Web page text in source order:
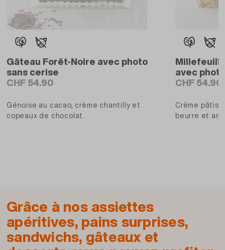
Gâteau Forêt-Noire avec photo
sans cerise
CHF 54.90
Génoise au cacao, crème chantilly et
copeaux de chocolat.
avec photo
CHF 54.90
Crème
beurre et
Grâce à nos assiettes
apéritives, pains surprises,
sandwichs, gâteaux et